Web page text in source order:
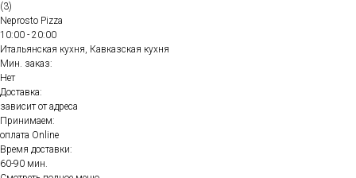
(3)
Neprosto Pizza
10:00 - 20:00
Итальянская кухня, Кавказская кухня
Мин. заказ:
Нет
Доставка:
зависит от адреса
Принимаем:
оплата Online
Время доставки:
60-90 мин.